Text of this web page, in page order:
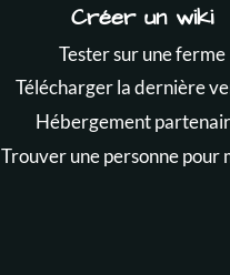
Créer un wiki
Tester sur une ferme
Télécharger la dernière
Hébergement
Trouver une personne pour